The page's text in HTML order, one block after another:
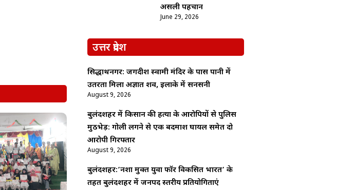
असली पहचान
June 29, 2026
उत्तर प्रदेश
सिद्धार्थनगर: जगदीश स्वामी मंदिर के पास पानी में
उतरता मिला अज्ञात शव, इलाके में सनसनी
August 9, 2026
बुलंदशहर में किसान की हत्या के आरोपियों से पुलिस
मुठभेड़: गोली लगने से एक बदमाश घायल समेत दो
आरोपी गिरफ्तार
August 9, 2026
बुलंदशहर:’नशा मुक्त युवा फॉर विकसित भारत’ के
तहत बुलंदशहर में जनपद स्तरीय प्रतियोगिताएं